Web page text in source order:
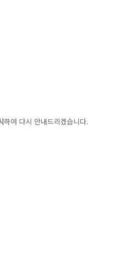
하여 다시 안내드리겠습니다.